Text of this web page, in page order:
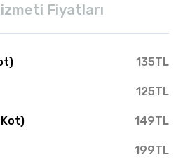
Fiyatları
135TL
125TL
149TL
199TL